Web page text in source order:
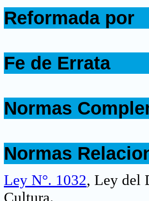
Reformada por
Fe de Errata
Normas
Normas
Ley N°. 1032, Ley del
Cultura.